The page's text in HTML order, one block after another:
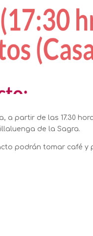
a partir de las 17.30
de la Sagra.
podrán tomar café y